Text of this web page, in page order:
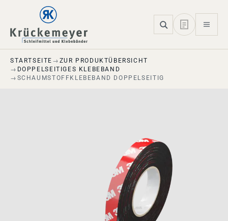
Skip to main navigation
Skip to main content
Skip to page footer
STARTSEITE
ZUR PRODUKTÜBERSICHT
DOPPELSEITIGES KLEBEBAND
SCHAUMSTOFFKLEBEBAND DOPPELSEITIG